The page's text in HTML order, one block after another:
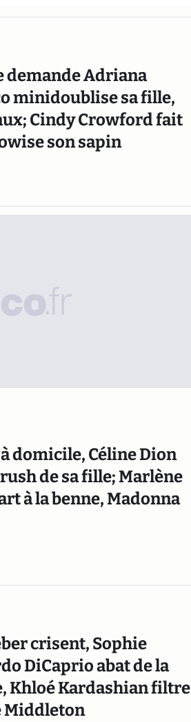
demande Adriana
minidoublise sa fille,
Cindy Crowford fait
son sapin
domicile, Céline Dion
de sa fille; Marlène
à la benne, Madonna
crisent, Sophie
DiCaprio abat de la
Khloé Kardashian filtre
Middleton